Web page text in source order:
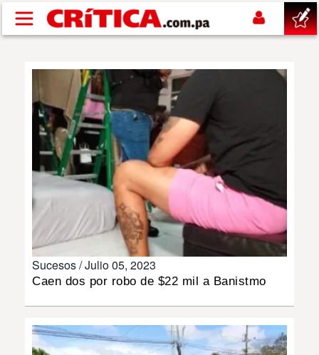
Pasar al contenido principal
SUCESOS
NACIONAL
SHOW
DEPORTES
MUNDO
INSÓLITAS
Sucesos /Julio 05, 2023
Caen dos por robo de $22 mil a Banistmo